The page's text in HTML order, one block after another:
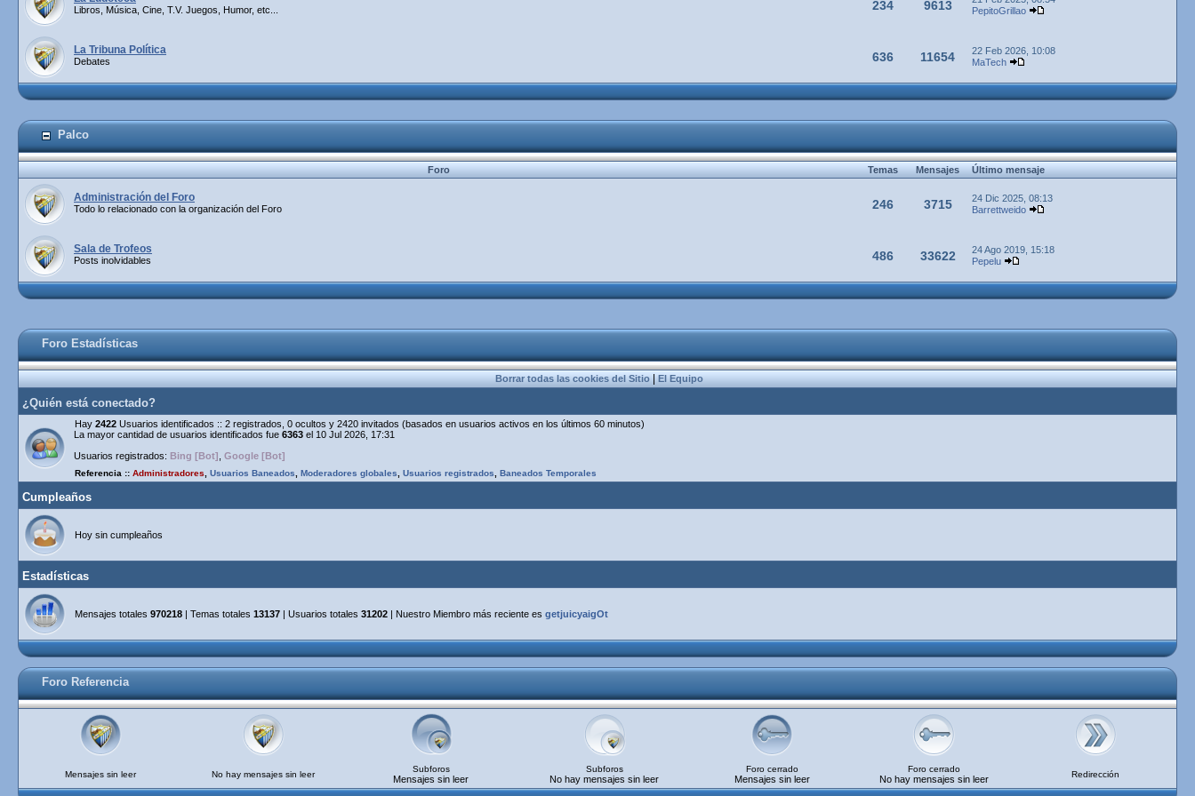
Libros, Música, Cine, T.V. Juegos, Humor, etc... 234 9613
PepitoGrillao
La Tribuna Política
Debates 636 11654
22 Feb 2026, 10:08
MaTech
Palco
Foro TemasMensajesÚltimo mensaje
Administración del Foro
Todo lo relacionado con la organización del Foro 246 3715
24 Dic 2025, 08:13
Barrettweido
Sala de Trofeos
Posts inolvidables 486 33622
24 Ago 2019, 15:18
Pepelu
Foro Estadísticas
Borrar todas las cookies del Sitio|El Equipo
¿Quién está conectado?
Hay 2422 Usuarios identificados :: 2 registrados, 0 ocultos y 2420 invitados (basados en usuarios activos en los últimos 60 minutos)
La mayor cantidad de usuarios identificados fue 6363 el 10 Jul 2026, 17:31
Usuarios registrados: Bing [Bot] Google [Bot]
Referencia :: Administradores Usuarios Baneados Moderadores globales Usuarios registrados Baneados Temporales
Cumpleaños
Hoy sin cumpleaños
Estadísticas
Mensajes totales 970218 | Temas totales 13137 | Usuarios totales 31202 | Nuestro Miembro más reciente es getjuicyaigOt
Foro Referencia
Mensajes sin leer No hay mensajes sin leer
Subforos
Mensajes sin leer
Subforos
No hay mensajes sin leer
Foro cerrado
Mensajes sin leer
Foro cerrado
No hay mensajes sin leer Redirección